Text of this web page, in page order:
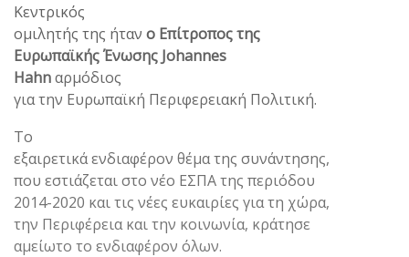
Κεντρικός
ομιλητής της ήταν ο Επίτροπος της
Ευρωπαϊκής Ένωσης Johannes
Hahnαρμόδιος
για την Ευρωπαϊκή Περιφερειακή Πολιτική.
Το
εξαιρετικά ενδιαφέρον θέμα της συνάντησης,
που εστιάζεται στο νέο ΕΣΠΑ της περιόδου
2014-2020 και τις νέες ευκαιρίες για τη χώρα,
την Περιφέρεια και την κοινωνία, κράτησε
αμείωτο το ενδιαφέρον όλων.